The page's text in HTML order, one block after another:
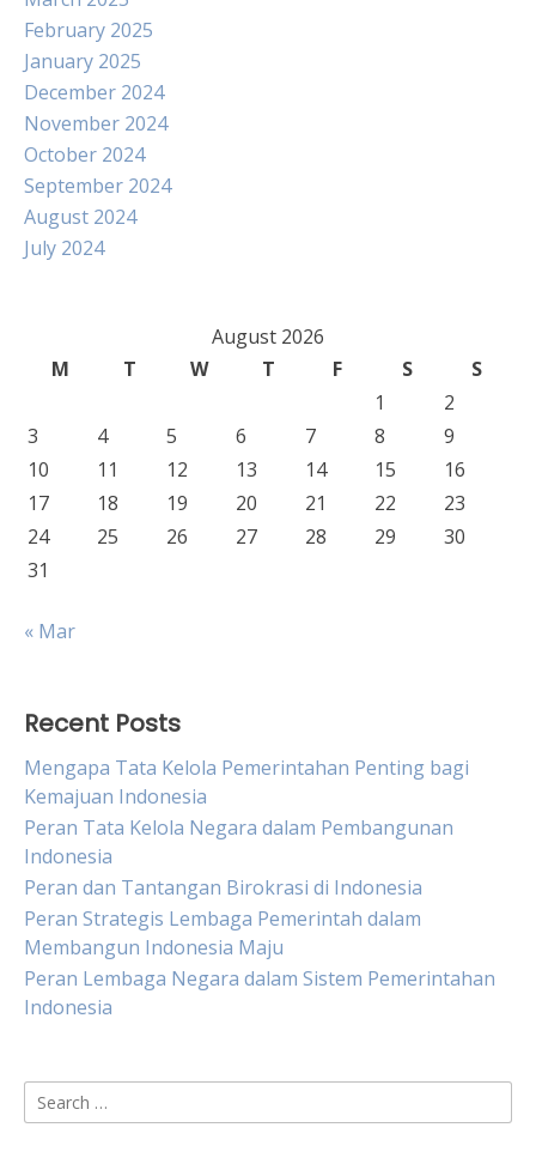
February 2025
January 2025
December 2024
November 2024
October 2024
September 2024
August 2024
July 2024
August 2026
M
T W T F S
S
1
2
3
4 5 6 7 8
9
10
11 12 13 14 15
16
17
18 19 20 21 22
23
24
25 26 27 28 29
30
31
« Mar
Recent Posts
Mengapa Tata Kelola Pemerintahan Penting bagi
Kemajuan Indonesia
Peran Tata Kelola Negara dalam Pembangunan
Indonesia
Peran dan Tantangan Birokrasi di Indonesia
Peran Strategis Lembaga Pemerintah dalam
Membangun Indonesia Maju
Peran Lembaga Negara dalam Sistem Pemerintahan
Indonesia
Search
for: